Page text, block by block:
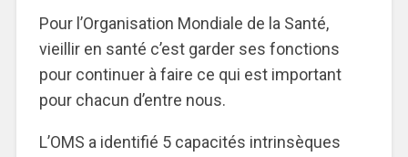
Pour l’Organisation Mondiale de la Santé,
vieillir en santé c’est garder ses fonctions
pour continuer à faire ce qui est important
pour chacun d’entre nous.
L’OMS a identifié 5 capacités intrinsèques